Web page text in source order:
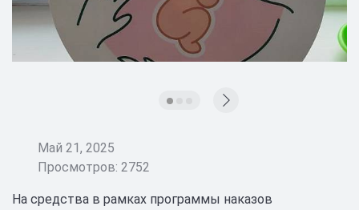
Май 21, 2025
Просмотров: 2752
На средства в рамках программы наказов